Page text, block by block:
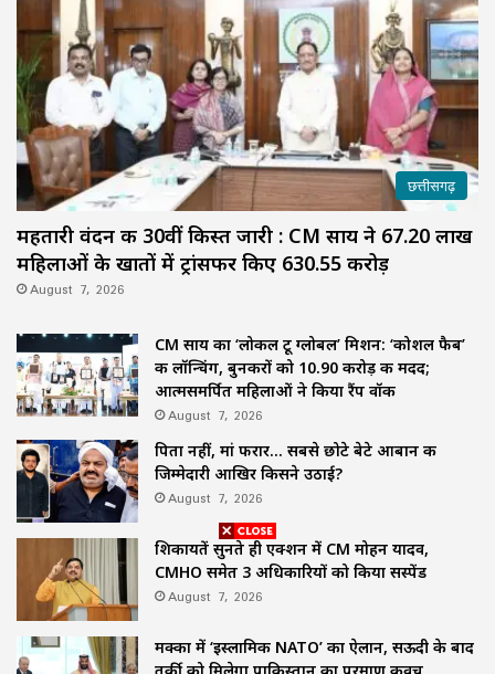
छत्तीसगढ़
महतारी वंदन की 30वीं किस्त जारी : CM साय ने 67.20 लाख
महिलाओं के खातों में ट्रांसफर किए ₹630.55 करोड़
August 7, 2026
CM साय का ‘लोकल टू ग्लोबल’ मिशन: ‘कोशल फैब’
की लॉन्चिंग, बुनकरों को 10.90 करोड़ की मदद;
आत्मसमर्पित महिलाओं ने किया रैंप वॉक
August 7, 2026
पिता नहीं, मां फरार… सबसे छोटे बेटे आबान की
जिम्मेदारी आखिर किसने उठाई?
August 7, 2026
शिकायतें सुनते ही एक्शन में CM मोहन यादव,
CMHO समेत 3 अधिकारियों को किया सस्पेंड
August 7, 2026
मक्का में ‘इस्लामिक NATO’ का ऐलान, सऊदी के बाद